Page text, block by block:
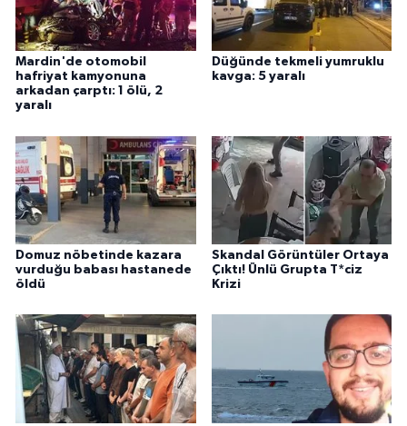
Mardin'de otomobil
hafriyat kamyonuna
arkadan çarptı: 1 ölü, 2
yaralı
Düğünde tekmeli yumruklu
kavga: 5 yaralı
Domuz nöbetinde kazara
vurduğu babası hastanede
öldü
Skandal Görüntüler Ortaya
Çıktı! Ünlü Grupta T*ciz
Krizi